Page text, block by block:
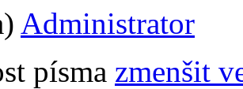
Administrator
písma zmenšit